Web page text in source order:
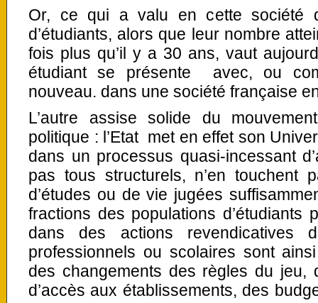
Or, ce qui a valu en cette société
d’étudiants, alors que leur nombre
fois plus qu’il y a 30 ans, vaut
étudiant se présente avec, ou
nouveau. dans une société française
L’autre assise solide du
politique : l’Etat met en effet son
dans un processus quasi-incessant
pas tous structurels, n’en touchent
d’études ou de vie jugées
fractions des populations d’étudiants
dans des actions revendicatives
professionnels ou scolaires sont
des changements des règles du jeu,
d’accès aux établissements, des